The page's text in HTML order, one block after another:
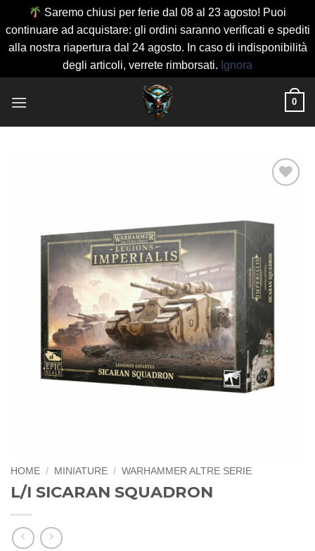
Saremo chiusi per ferie dal 08 al 23 agosto! Puoi
continuare ad acquistare: gli ordini saranno verificati e spediti
alla nostra riapertura dal 24 agosto. In caso di indisponibilità
degli articoli, verrete rimborsati. Ignora
0
dei
HOME / MINIATURE / WARHAMMER ALTRE SERIE
L/I SICARAN SQUADRON